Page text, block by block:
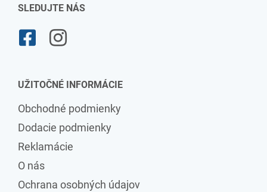
SLEDUJTE NÁS
UŽITOČNÉ INFORMÁCIE
Obchodné podmienky
Dodacie podmienky
Reklamácie
O nás
Ochrana osobných údajov